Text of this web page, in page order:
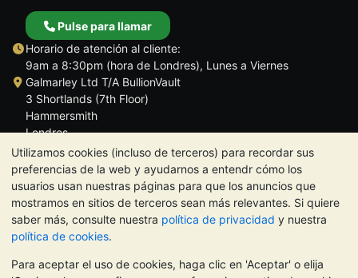
Utilizamos cookies (incluso de terceros) para recordar sus
preferencias de la web y ayudarnos a entendr cómo los
usuarios usan nuestras páginas para que los anuncios que
mostramos en sitios de terceros sean más relevantes. Si quiere
saber más, consulte nuestra política de privacidad y nuestra
política de cookies.
Para aceptar el uso de cookies, haga clic en 'Aceptar' o elija
Pulse para llamar
Horario de atención al cliente:
9am a 8:30pm (hora de Londres), Lunes a Viernes
Galmarley Ltd T/A BullionVault
3 Shortlands (7th Floor)
Hammersmith
Londres
W6 8DA
Reino Unido
NOTA: El valor de los metales preciosos puede tanto bajar como